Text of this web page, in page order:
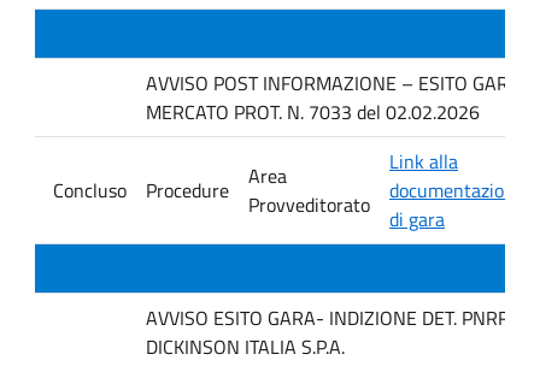
AVVISO POST INFORMAZIONE – ESITO GARA
MERCATO PROT. N. 7033 del 02.02.2026
Concluso Procedure
Area
Provveditorato
Link alla
documentazione
di gara
AVVISO ESITO GARA- INDIZIONE DET. PNRR
DICKINSON ITALIA S.P.A.